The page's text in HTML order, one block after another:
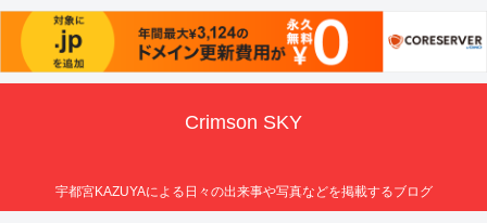
Crimson SKY
宇都宮KAZUYAによる日々の出来事や写真などを掲載するブログ